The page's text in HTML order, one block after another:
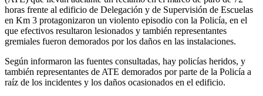
horas frente al edificio de Delegación y de Supervisión de Escuelas
en Km 3 protagonizaron un violento episodio con la Policía, en el
que efectivos resultaron lesionados y también representantes
gremiales fueron demorados por los daños en las instalaciones.
Según informaron las fuentes consultadas, hay policías heridos, y
también representantes de ATE demorados por parte de la Policía a
raíz de los incidentes y los daños ocasionados en el edificio.